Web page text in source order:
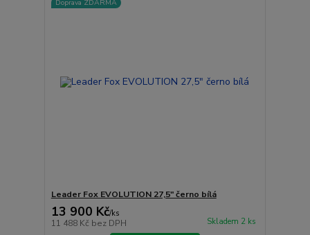
Doprava ZDARMA
Leader Fox EVOLUTION 27,5" černo bílá
13 900 Kč/ks
11 488 Kč bez DPH Skladem 2 ks